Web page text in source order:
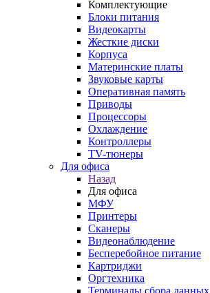
Комплектующие
Блоки питания
Видеокарты
Жесткие диски
Корпуса
Материнские платы
Звуковые карты
Оперативная память
Приводы
Процессоры
Охлаждение
Контроллеры
TV-тюнеры
Для офиса
Назад
Для офиса
МФУ
Принтеры
Сканеры
Видеонаблюдение
Бесперебойное питание
Картриджи
Оргтехника
Терминалы сбора данных